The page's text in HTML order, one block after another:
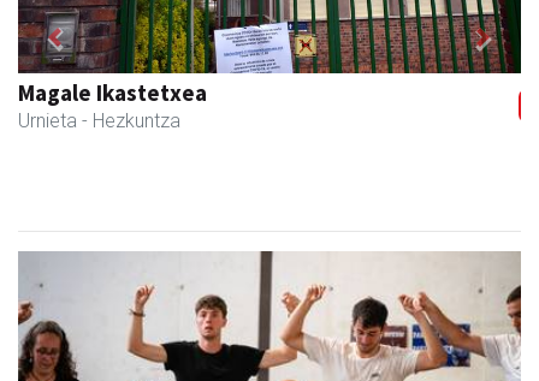
Itxaspe
Urnieta - Frutategiak
Previous Next